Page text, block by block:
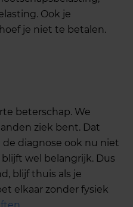
Ook je
je niet te betalen.
beterschap. We
ziek bent. Dat
diagnose ook nu niet
wel belangrijk. Dus
blijf thuis als je
elkaar zonder fysiek